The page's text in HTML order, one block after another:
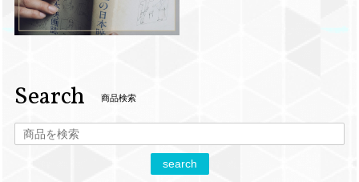
Search 商品検索
search